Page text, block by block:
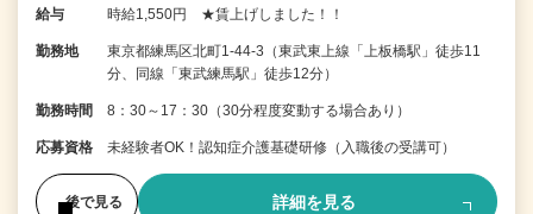
給与 時給1,550円 ★賃上げしました！！
勤務地
東京都練馬区北町1-44-3（東武東上線「上板橋駅」徒歩11
分、同線「東武練馬駅」徒歩12分）
勤務時間 8：30～17：30（30分程度変動する場合あり）
応募資格 未経験者OK！認知症介護基礎研修（入職後の受講可）
後で見る 詳細を見る